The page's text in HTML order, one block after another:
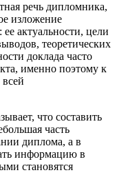
речь дипломника,
изложение
актуальности, цели
теоретических
доклада часто
именно поэтому к
что составить
часть
диплома, а в
информацию в
становятся